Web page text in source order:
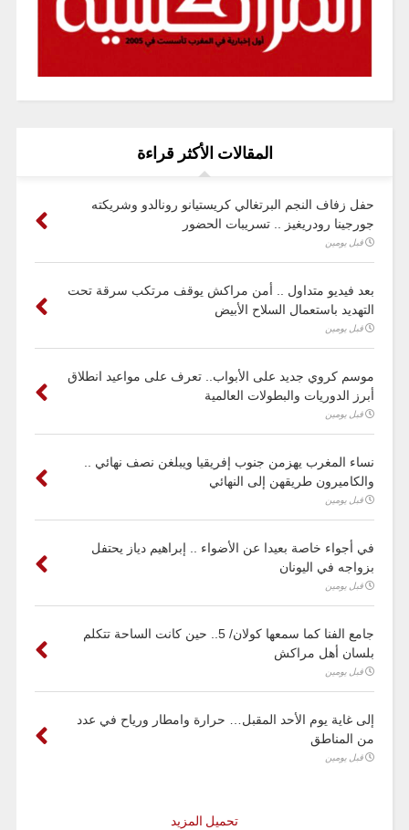
المقالات الأكثر قراءة
حفل زفاف النجم البرتغالي كريستيانو رونالدو وشريكته
جورجينا رودريغيز .. تسريبات الحضور
قبل يومين
بعد فيديو متداول .. أمن مراكش يوقف مرتكب سرقة تحت
التهديد باستعمال السلاح الأبيض
قبل يومين
موسم كروي جديد على الأبواب.. تعرف على مواعيد انطلاق
أبرز الدوريات والبطولات العالمية
قبل يومين
نساء المغرب يهزمن جنوب إفريقيا ويبلغن نصف نهائي ..
والكاميرون طريقهن إلى النهائي
قبل يومين
في أجواء خاصة بعيدا عن الأضواء .. إبراهيم دياز يحتفل
بزواجه في اليونان
قبل يومين
جامع الفنا كما سمعها كولان/ 5.. حين كانت الساحة تتكلم
بلسان أهل مراكش
قبل يومين
إلى غاية يوم الأحد المقبل… حرارة وامطار ورياح في عدد
من المناطق
قبل يومين
تحميل المزيد